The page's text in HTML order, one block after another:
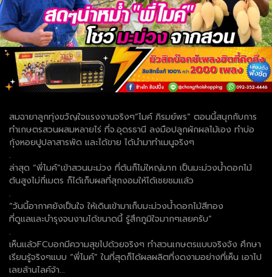
สมฉายาลูกทุ่งขวัญใจแรงงานจริงๆ”ไมค์ ภิรมย์พร” ตอนนี้สนุกกับการ
ทำเกษตรสวนผสมหลายไร่ ที่จ.อุดรธานี ลงมือปลูกผักผลไม้เอง ทำบ่อ
กุ้งหอยปูปลาสารพัด และได้ขาย ได้นำมาทำเมนูจริงๆ
.
ล่าสุด “พี่ไมค์”เข้าสวนมะม่วง ที่ต้นก็ไม่ใหญ่มาก เป็นมะม่วงน้ำดอกไม้
ต้นสูงไม่กี่เมตร ก็ได้เก็บผลที่สุกงอมให้ได้เชยชมแล้ว
.
“วันนี้อากาศยังเป็นใจ ให้เดินเข้ามาเก็บมะม่วงน้ำดอกไม้สีทอง
ที่ดูแลและบำรุงจนงามได้ขนาดนี้ รู้สึกภูมิใจมากๆเลยครับ”
.
เห็นแล้วFCบอกมีความสุขไปด้วยจริงๆ ทำสวนเกษตรแบบจริงจัง ศึกษา
เรียนรู้จริงๆแบบ “พี่ไมค์” ในที่สุดก็ได้ผลผลิตที่งดงามอย่างที่เห็น เอาไป
เลยล้านไลค์จ้า...